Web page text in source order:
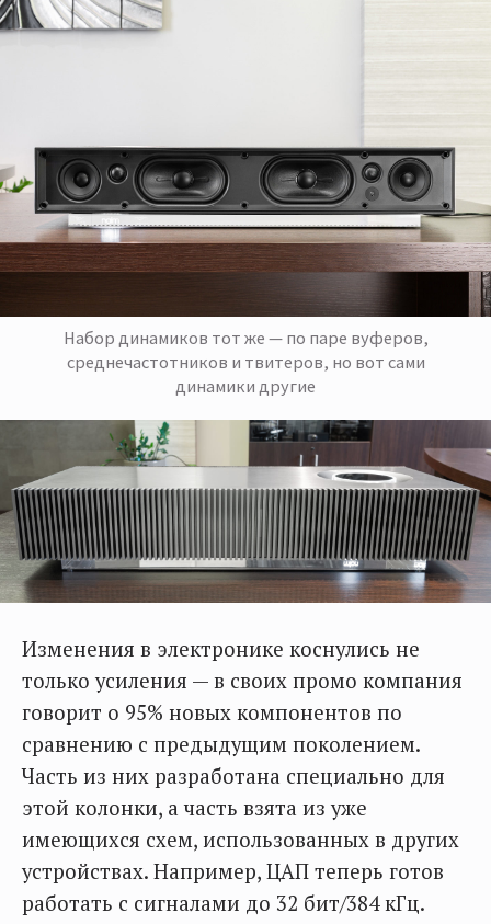
Набор динамиков тот же — по паре вуферов,
среднечастотников и твитеров, но вот сами
динамики другие
Изменения в электронике коснулись не
только усиления — в своих промо компания
говорит о 95% новых компонентов по
сравнению с предыдущим поколением.
Часть из них разработана специально для
этой колонки, а часть взята из уже
имеющихся схем, использованных в других
устройствах. Например, ЦАП теперь готов
работать с сигналами до 32 бит/384 кГц.